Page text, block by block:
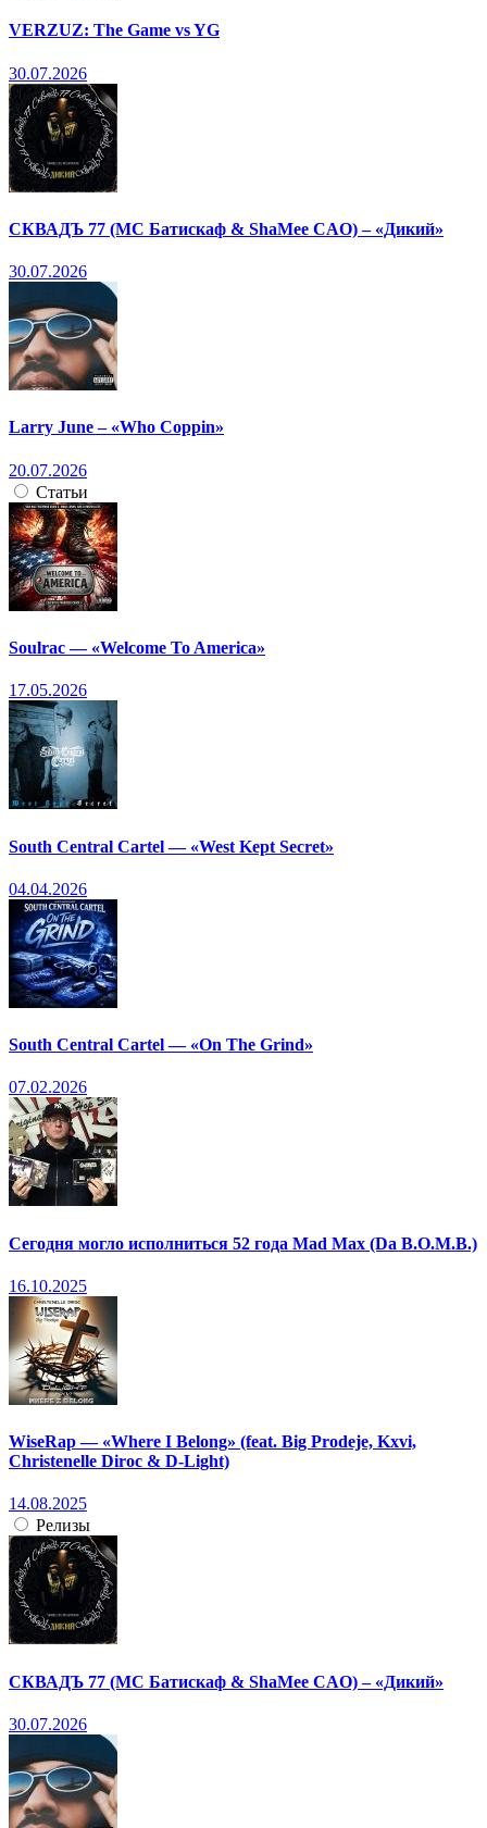
VERZUZ: The Game vs YG
30.07.2026
СКВАДЪ 77 (МС Батискаф & ShaMee CAO) – «Дикий»
30.07.2026
Larry June – «Who Coppin»
20.07.2026
Статьи
Soulrac — «Welcome To America»
17.05.2026
South Central Cartel — «West Kept Secret»
04.04.2026
South Central Cartel — «On The Grind»
07.02.2026
Сегодня могло исполниться 52 года Mad Max (Da B.O.M.B.)
16.10.2025
WiseRap — «Where I Belong» (feat. Big Prodeje, Kxvi,
Christenelle Diroc & D-Light)
14.08.2025
Релизы
СКВАДЪ 77 (МС Батискаф & ShaMee CAO) – «Дикий»
30.07.2026